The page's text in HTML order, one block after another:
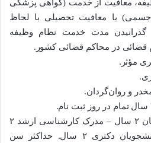
معافیت از خدمت (گواهی پزشکی
جسمی) یا معافیت تحصیلی با لحاظ
گذرانیدن مدت خدمت نظام وظیفه
قضائی در محاکم قضائی کشور.
مؤثر.
و روان‌گردان.
تبصره: ایثارگران و خانواده آنان ۲ سال – مدرک کارشناسی ارشد ۲
سال- فارغ التحصیلان و دانشجویان دکتری ۲ سال. حداکثر سن